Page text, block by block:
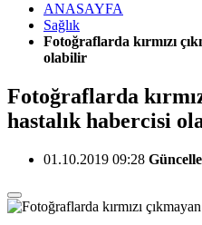
ANASAYFA
Sağlık
Fotoğraflarda kırmızı
olabilir
Fotoğraflarda
hastalık habercisi
01.10.2019 09:28